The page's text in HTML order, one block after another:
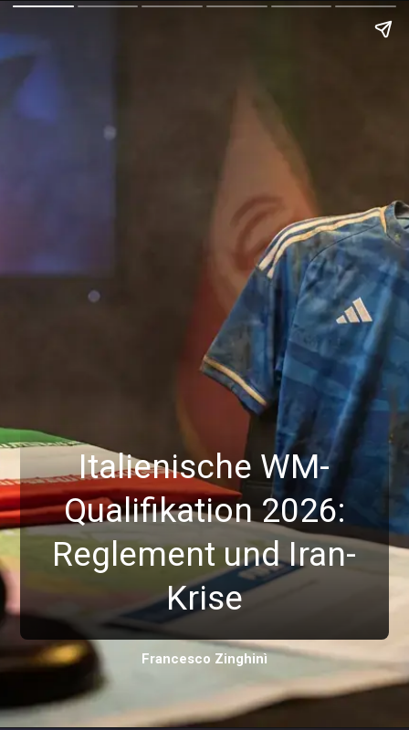
Italienische WM-
Qualifikation 2026:
Reglement und Iran-
Krise
Francesco Zinghinì